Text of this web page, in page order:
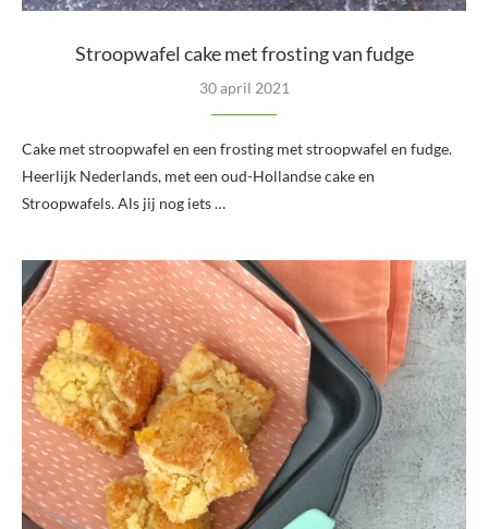
Stroopwafel cake met frosting van fudge
30 april 2021
Cake met stroopwafel en een frosting met stroopwafel en fudge.
Heerlijk Nederlands, met een oud-Hollandse cake en
Stroopwafels. Als jij nog iets …